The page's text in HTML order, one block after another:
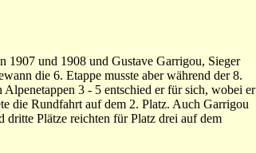
1907 und 1908 und Gustave Garrigou, Sieger
die 6. Etappe musste aber während der 8.
3 - 5 entschied er für sich, wobei er
die Rundfahrt auf dem 2. Platz. Auch Garrigou
dritte Plätze reichten für Platz drei auf dem